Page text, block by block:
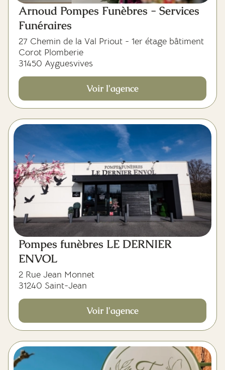
Arnoud Pompes Funèbres - Services
Funéraires
27 Chemin de la Val Priout - 1er étage bâtiment
Corot Plomberie
31450 Ayguesvives
Voir l'agence
Pompes funèbres LE DERNIER
ENVOL
2 Rue Jean Monnet
31240 Saint-Jean
Voir l'agence